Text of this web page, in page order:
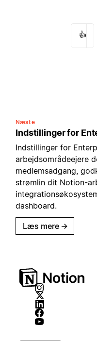
👍
Næste
Indstillinger for
Indstillinger for
arbejdsområdeejere
medlemsadgang,
strømlin dit Notion-
dashboard.
Læs mere →